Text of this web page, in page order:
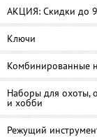
АКЦИЯ: Скидки до
Ключи
Комбинированные
Наборы для охоты,
и хобби
Режущий